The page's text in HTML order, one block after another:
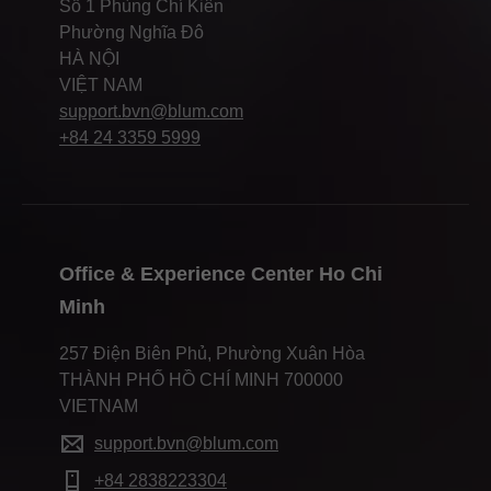
Office & Experience Center Ho Chi
Minh
257 Điện Biên Phủ, Phường Xuân Hòa
THÀNH PHỐ HỒ CHÍ MINH 700000
VIETNAM
support.bvn@blum.com
+84 2838223304
Số 1 Phùng Chí Kiên
Phường Nghĩa Đô
HÀ NỘI
VIỆT NAM
support.bvn@blum.com
+84 24 3359 5999